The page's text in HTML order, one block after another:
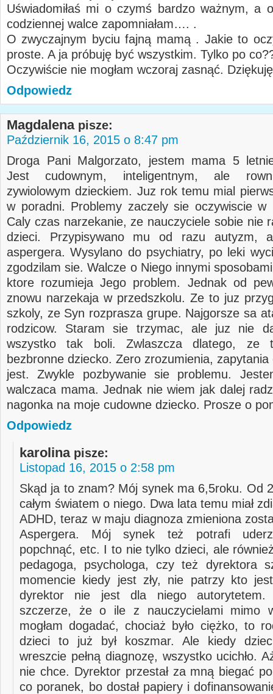
Uświadomiłaś mi o czymś bardzo ważnym, a
codziennej walce zapomniałam…. .
O zwyczajnym byciu fajną mamą . Jakie to
proste. A ja próbuję być wszystkim. Tylko po
Oczywiście nie mogłam wczoraj zasnąć.
Odpowiedz
Magdalena pisze:
Październik 16, 2015 o 8:47 pm
Droga Pani Malgorzato, jestem mama 5
Jest cudownym, inteligentnym, ale
zywiolowym dzieckiem. Juz rok temu mial
w poradni. Problemy zaczely sie oczywiscie w
Caly czas narzekanie, ze nauczyciele sobie nie
dzieci. Przypisywano mu od razu autyzm,
aspergera. Wysylano do psychiatry, po leki
zgodzilam sie. Walcze o Niego innymi
ktore rozumieja Jego problem. Jednak od
znowu narzekaja w przedszkolu. Ze to juz
szkoly, ze Syn rozprasza grupe. Najgorsze sa
rodzicow. Staram sie trzymac, ale juz nie
wszystko tak boli. Zwlaszcza dlatego, ze
bezbronne dziecko. Zero zrozumienia,
jest. Zwykle pozbywanie sie problemu.
walczaca mama. Jednak nie wiem jak dalej
nagonka na moje cudowne dziecko. Prosze o
Odpowiedz
karolina pisze:
Listopad 16, 2015 o 2:58 pm
Skąd ja to znam? Mój synek ma 6,5roku. Od
całym światem o niego. Dwa lata temu miał
ADHD, teraz w maju diagnoza zmieniona
Aspergera. Mój synek też potrafi
popchnąć, etc. I to nie tylko dzieci, ale
pedagoga, psychologa, czy też dyrektora
momencie kiedy jest zły, nie patrzy kto
dyrektor nie jest dla niego autorytetem.
szczerze, że o ile z nauczycielami mimo
mogłam dogadać, chociaż było ciężko, to
dzieci to już był koszmar. Ale kiedy
wreszcie pełną diagnozę, wszystko ucichło.
nie chce. Dyrektor przestał za mną biegać
co poranek, bo dostał papiery i